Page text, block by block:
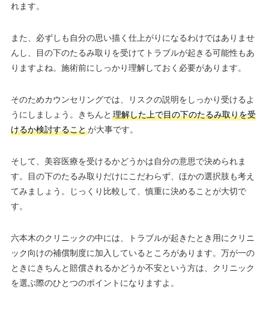
れます。
また、必ずしも自分の思い描く仕上がりになるわけではありませ
んし、目の下のたるみ取りを受けてトラブルが起きる可能性もあ
りますよね。施術前にしっかり理解しておく必要があります。
そのためカウンセリングでは、リスクの説明をしっかり受けるよ
うにしましょう。きちんと 理解した上で目の下のたるみ取りを受
けるか検討することが大事です。
そして、美容医療を受けるかどうかは自分の意思で決められま
す。目の下のたるみ取りだけにこだわらず、ほかの選択肢も考え
てみましょう。じっくり比較して、慎重に決めることが大切で
す。
六本木のクリニックの中には、トラブルが起きたとき用にクリニ
ック向けの補償制度に加入しているところがあります。万が一の
ときにきちんと賠償されるかどうか不安という方は、クリニック
を選ぶ際のひとつのポイントになりますよ。